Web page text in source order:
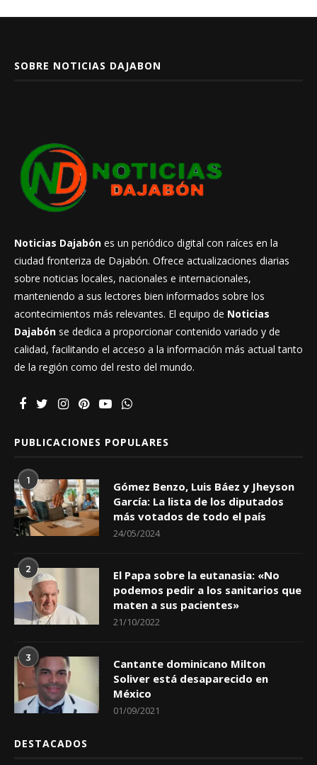
SOBRE NOTICIAS DAJABON
Noticias Dajabón es un periódico digital con raíces en la
ciudad fronteriza de Dajabón. Ofrece actualizaciones diarias
sobre noticias locales, nacionales e internacionales,
manteniendo a sus lectores bien informados sobre los
acontecimientos más relevantes. El equipo de Noticias
Dajabón se dedica a proporcionar contenido variado y de
calidad, facilitando el acceso a la información más actual tanto
de la región como del resto del mundo.
PUBLICACIONES POPULARES
1
Gómez Benzo, Luis Báez y Jheyson
García: La lista de los diputados
más votados de todo el país
24/05/2024
2
El Papa sobre la eutanasia: «No
podemos pedir a los sanitarios que
maten a sus pacientes»
21/10/2022
3
Cantante dominicano Milton
Soliver está desaparecido en
México
01/09/2021
DESTACADOS